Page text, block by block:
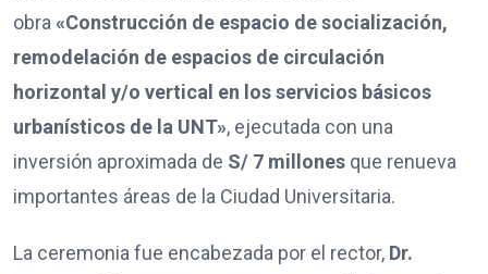
obra «Construcción de espacio de socialización,
remodelación de espacios de circulación
horizontal y/o vertical en los servicios básicos
urbanísticos de la UNT», ejecutada con una
inversión aproximada de S/ 7 millones que renueva
importantes áreas de la Ciudad Universitaria.
La ceremonia fue encabezada por el rector, Dr.